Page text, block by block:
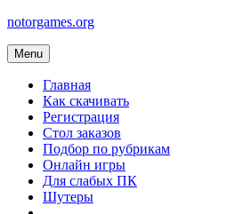
Skip
content
notorgames.org
Menu
Главная
Как скачивать
Регистрация
Стол заказов
Подбор по рубрикам
Онлайн игры
Для слабых ПК
Шутеры